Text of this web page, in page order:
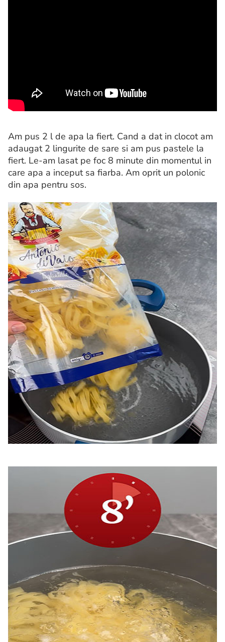
Am pus 2 l de apa la fiert. Cand a dat in clocot am
adaugat 2 lingurite de sare si am pus pastele la
fiert. Le-am lasat pe foc 8 minute din momentul in
care apa a inceput sa fiarba. Am oprit un polonic
din apa pentru sos.